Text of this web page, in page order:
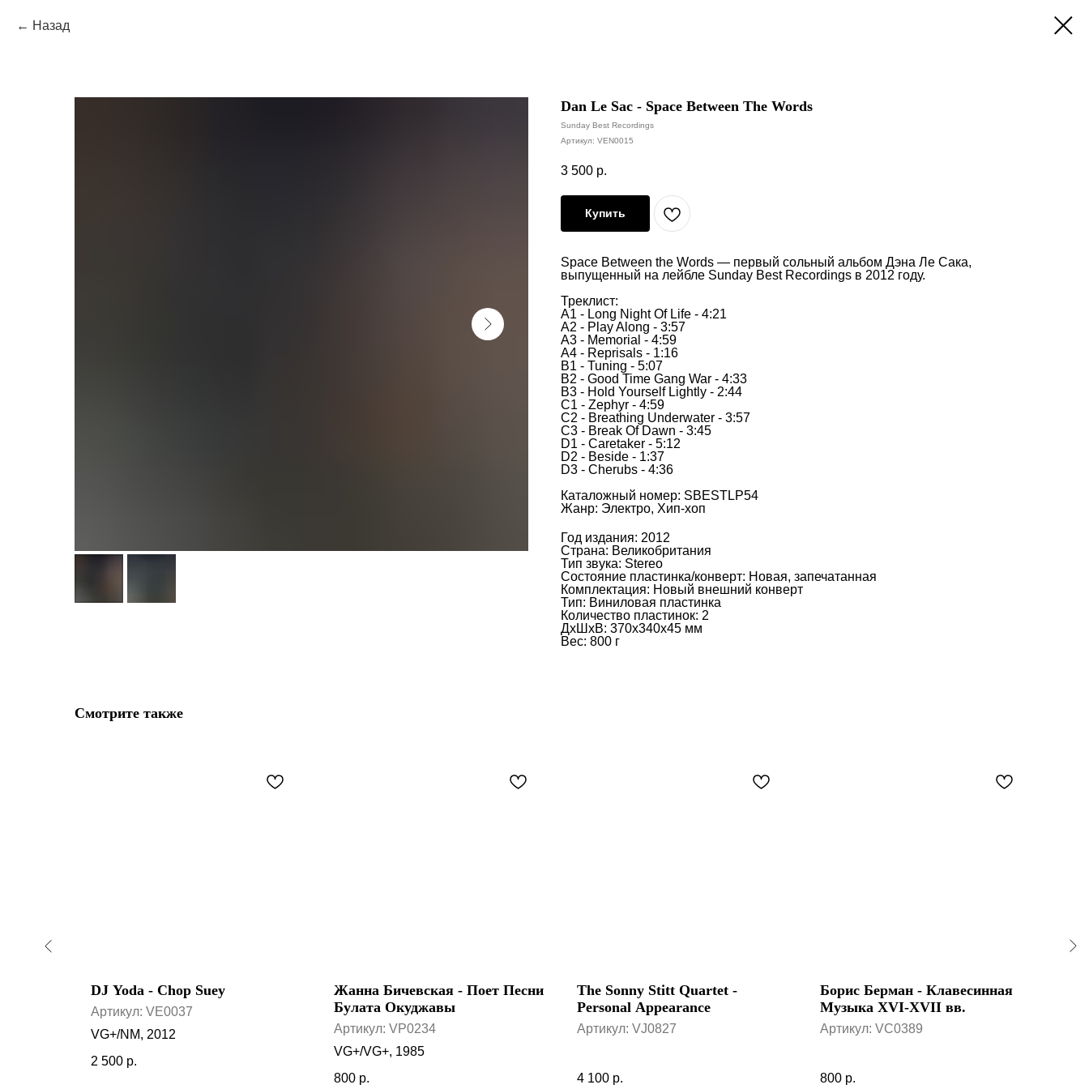
Назад
Dan Le Sac - Space Between The Words
Sunday Best Recordings
Артикул: VEN0015
3 500 р.
Купить
Space Between the Words — первый сольный альбом Дэна Ле Сака,
выпущенный на лейбле Sunday Best Recordings в 2012 году.
Треклист:
A1 - Long Night Of Life - 4:21
A2 - Play Along - 3:57
A3 - Memorial - 4:59
A4 - Reprisals - 1:16
B1 - Tuning - 5:07
B2 - Good Time Gang War - 4:33
B3 - Hold Yourself Lightly - 2:44
C1 - Zephyr - 4:59
C2 - Breathing Underwater - 3:57
C3 - Break Of Dawn - 3:45
D1 - Caretaker - 5:12
D2 - Beside - 1:37
D3 - Cherubs - 4:36
Каталожный номер: SBESTLP54
Жанр: Электро, Хип-хоп
Год издания: 2012
Страна: Великобритания
Тип звука: Stereo
Состояние пластинка/конверт: Новая, запечатанная
Комплектация: Новый внешний конверт
Тип: Виниловая пластинка
Количество пластинок: 2
ДxШxВ: 370x340x45 мм
Вес: 800 г
Смотрите также
DJ Yoda - Chop Suey
Артикул: VE0037
VG+/NM, 2012
2 500 р.
Жанна Бичевская - Поет Песни
Булата Окуджавы
Артикул: VP0234
VG+/VG+, 1985
800 р.
The Sonny Stitt Quartet -
Personal Appearance
Артикул: VJ0827
4 100 р.
Борис Берман - Клавесинная
Музыка XVI-XVII вв.
Артикул: VC0389
800 р.